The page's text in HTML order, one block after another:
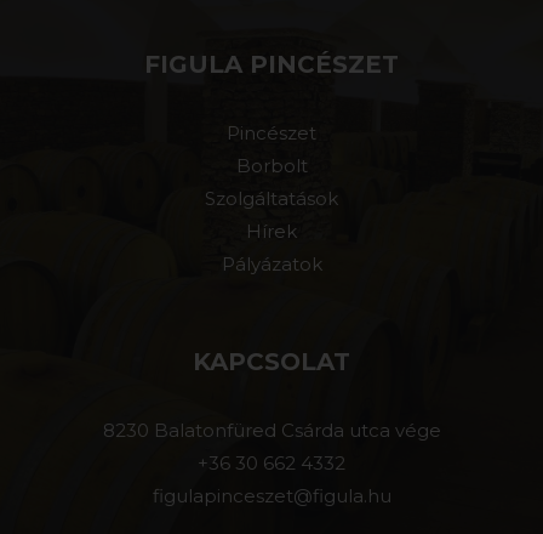
FIGULA PINCÉSZET
Pincészet
Borbolt
Szolgáltatások
Hírek
Pályázatok
KAPCSOLAT
8230 Balatonfüred Csárda utca vége
+36 30 662 4332
figulapinceszet@figula.hu